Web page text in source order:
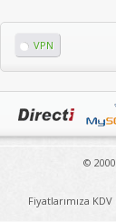
VPN
© 2000
Fiyatlarımıza